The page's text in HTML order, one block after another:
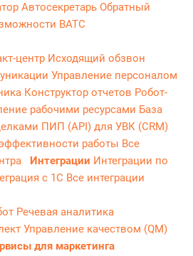
Автосекретарь Обратный
ВАТС
центр Исходящий обзвон
Управление персоналом
Конструктор отчетов Робот-
рабочими ресурсами База
ПИП (API) для УВК (CRM)
работы Все
Интеграции Интеграции по
с 1С Все интеграции
Речевая аналитика
Управление качеством (QM)
для маркетинга